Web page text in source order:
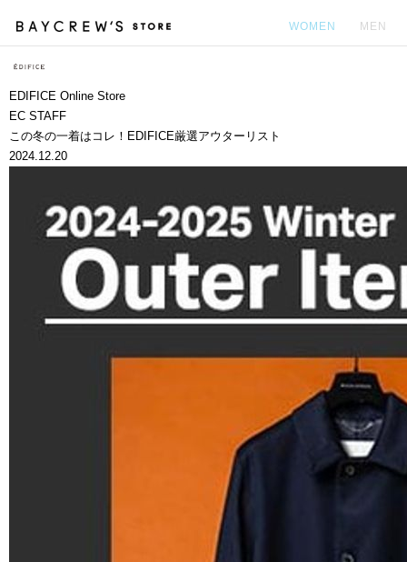
WOMEN MEN
EDIFICE Online Store
EC STAFF
この冬の一着はコレ！EDIFICE厳選アウターリスト
2024.12.20